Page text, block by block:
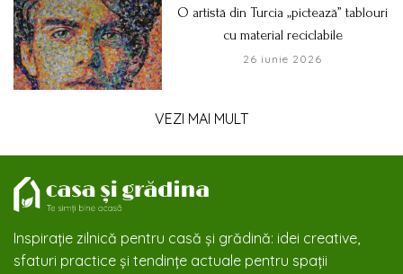
O artistă din Turcia „pictează” tablouri
cu material reciclabile
26 iunie 2026
VEZI MAI MULT
Inspirație zilnică pentru casă și grădină: idei creative,
sfaturi practice și tendințe actuale pentru spații